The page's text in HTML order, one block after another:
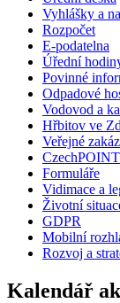
Vyhlášky a
Rozpočet
E-podatelna
Úřední
Povinné
Odpadové
Vodovod a
Hřbitov ve
Veřejné
CzechPOINT
Formuláře
Vidimace a
Životní
GDPR
Mobilní
Rozvoj a
Kalendář